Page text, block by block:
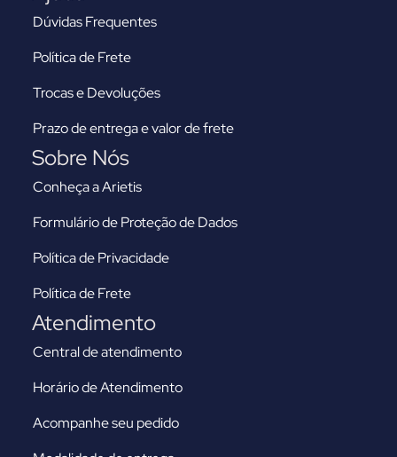
Dúvidas Frequentes
Política de Frete
Trocas e Devoluções
Prazo de entrega e valor de frete
Sobre Nós
Conheça a Arietis
Formulário de Proteção de Dados
Política de Privacidade
Política de Frete
Atendimento
Central de atendimento
Horário de Atendimento
Acompanhe seu pedido